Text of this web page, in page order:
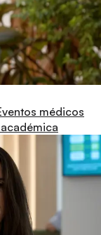
médicos